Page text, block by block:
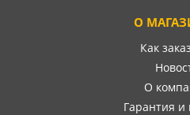
О
Как
О
Гарантия и